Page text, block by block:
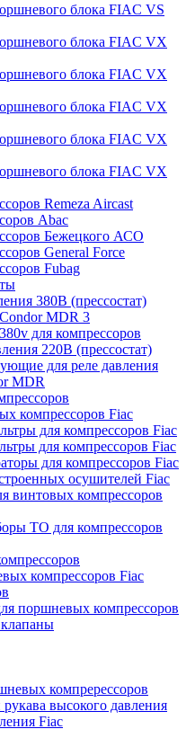
блока FIAC VS
блока FIAC VX
блока FIAC VX
блока FIAC VX
блока FIAC VX
блока FIAC VX
Remeza Aircast
Abac
Бежецкого АСО
General Force
Fubag
380В (прессостат)
MDR 3
для компрессоров
220В (прессостат)
для реле давления
MDR
компрессоров Fiac
для компрессоров Fiac
для компрессоров Fiac
для компрессоров Fiac
осушителей Fiac
винтовых компрессоров
ТО для компрессоров
компрессоров Fiac
поршневых компрессоров
компререссоров
высокого давления
Fiac